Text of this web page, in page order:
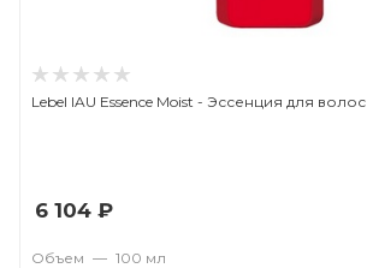
Lebel IAU Essence Moist - Эссенция для волос
6 104 ₽
Объем — 100 мл